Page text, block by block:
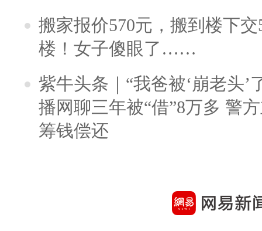
搬家报价570元，搬到楼下
楼！女子傻眼了……
紫牛头条｜“我爸被‘崩老头’
播网聊三年被“借”8万多 警
筹钱偿还